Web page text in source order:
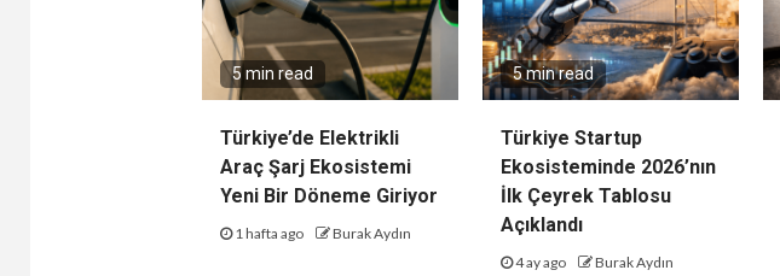
5 min read
Türkiye’de Elektrikli
Araç Şarj Ekosistemi
Yeni Bir Döneme Giriyor
1 hafta ago Burak Aydın
5 min read
Türkiye Startup
Ekosisteminde 2026’nın
İlk Çeyrek Tablosu
Açıklandı
4 ay ago Burak Aydın